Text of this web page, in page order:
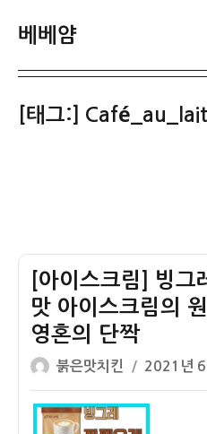
베베얌
[태그:] Café_au_lait
[아이스크림] 빙그
맛 아이스크림의
영혼의 단짝
글
쓴
이
붉은맛치킨
작
성
일
2021년 6